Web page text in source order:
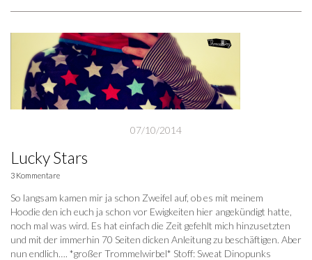
07/10/2014
Lucky Stars
3 Kommentare
So langsam kamen mir ja schon Zweifel auf, ob es mit meinem
Hoodie den ich euch ja schon vor Ewigkeiten hier angekündigt hatte,
noch mal was wird. Es hat einfach die Zeit gefehlt mich hinzusetzten
und mit der immerhin 70 Seiten dicken Anleitung zu beschäftigen. Aber
nun endlich…. *großer Trommelwirbel* Stoff: Sweat Dinopunks